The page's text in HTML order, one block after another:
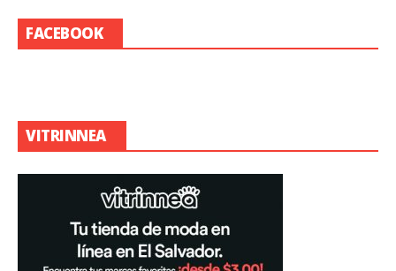
FACEBOOK
VITRINNEA